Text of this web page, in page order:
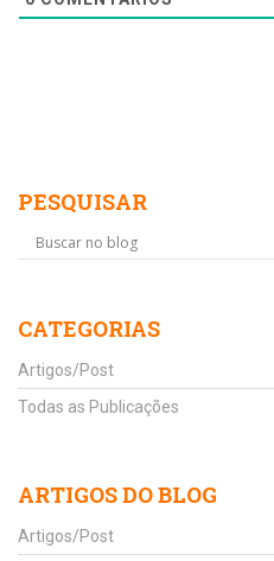
PESQUISAR
CATEGORIAS
Artigos/Post
Todas as Publicações
ARTIGOS DO BLOG
Artigos/Post